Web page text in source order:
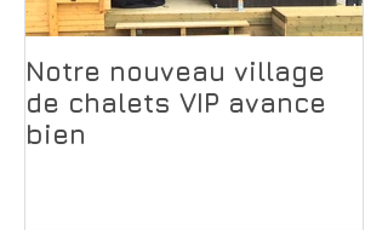
Notre nouveau village
de chalets VIP avance
bien